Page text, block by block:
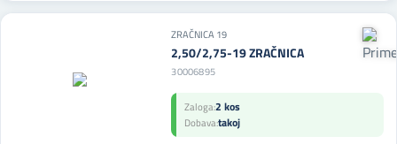
ZRAČNICA 19
2,50/2,75-19 ZRAČNICA
30006895
Zaloga:2 kos
Dobava:takoj